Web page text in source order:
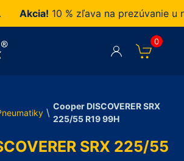
Akcia!10 % zľava na prezúvanie u nás
0
\
Cooper DISCOVERER SRX
225/55 R19 99H
SRX 225/55